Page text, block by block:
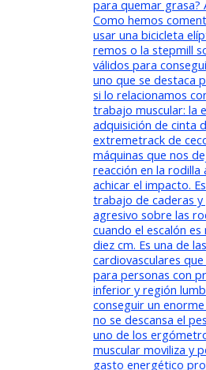
para quemar grasa?
Como hemos
usar una bicicleta
remos o la stepmill
válidos para
uno que se destaca
si lo relacionamos
trabajo muscular: la
adquisición de cinta
extremetrack de
máquinas que nos
reacción en la rodilla
achicar el impacto.
trabajo de caderas
agresivo sobre las
cuando el escalón
diez cm. Es una de
cardiovasculares
para personas con
inferior y región
conseguir un
no se descansa el
uno de los
muscular moviliza y
gasto energético